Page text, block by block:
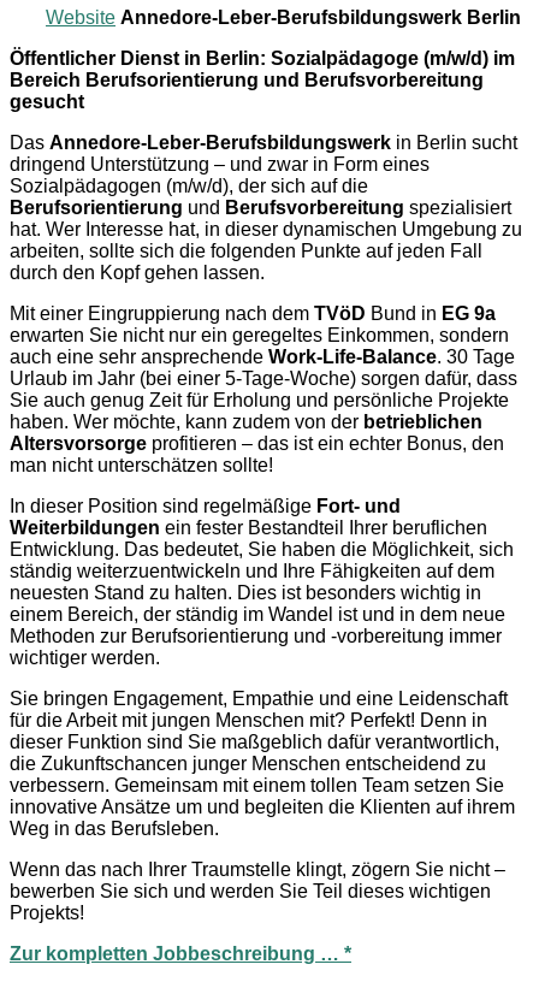
Website Annedore-Leber-Berufsbildungswerk Berlin
Öffentlicher Dienst in Berlin: Sozialpädagoge (m/w/d) im
Bereich Berufsorientierung und Berufsvorbereitung
gesucht
Das Annedore-Leber-Berufsbildungswerk in Berlin sucht
dringend Unterstützung – und zwar in Form eines
Sozialpädagogen (m/w/d), der sich auf die
Berufsorientierung und Berufsvorbereitung spezialisiert
hat. Wer Interesse hat, in dieser dynamischen Umgebung zu
arbeiten, sollte sich die folgenden Punkte auf jeden Fall
durch den Kopf gehen lassen.
Mit einer Eingruppierung nach dem TVöD Bund in EG 9a
erwarten Sie nicht nur ein geregeltes Einkommen, sondern
auch eine sehr ansprechende Work-Life-Balance. 30 Tage
Urlaub im Jahr (bei einer 5-Tage-Woche) sorgen dafür, dass
Sie auch genug Zeit für Erholung und persönliche Projekte
haben. Wer möchte, kann zudem von der betrieblichen
Altersvorsorge profitieren – das ist ein echter Bonus, den
man nicht unterschätzen sollte!
In dieser Position sind regelmäßige Fort- und
Weiterbildungen ein fester Bestandteil Ihrer beruflichen
Entwicklung. Das bedeutet, Sie haben die Möglichkeit, sich
ständig weiterzuentwickeln und Ihre Fähigkeiten auf dem
neuesten Stand zu halten. Dies ist besonders wichtig in
einem Bereich, der ständig im Wandel ist und in dem neue
Methoden zur Berufsorientierung und -vorbereitung immer
wichtiger werden.
Sie bringen Engagement, Empathie und eine Leidenschaft
für die Arbeit mit jungen Menschen mit? Perfekt! Denn in
dieser Funktion sind Sie maßgeblich dafür verantwortlich,
die Zukunftschancen junger Menschen entscheidend zu
verbessern. Gemeinsam mit einem tollen Team setzen Sie
innovative Ansätze um und begleiten die Klienten auf ihrem
Weg in das Berufsleben.
Wenn das nach Ihrer Traumstelle klingt, zögern Sie nicht –
bewerben Sie sich und werden Sie Teil dieses wichtigen
Projekts!
Zur kompletten Jobbeschreibung … *